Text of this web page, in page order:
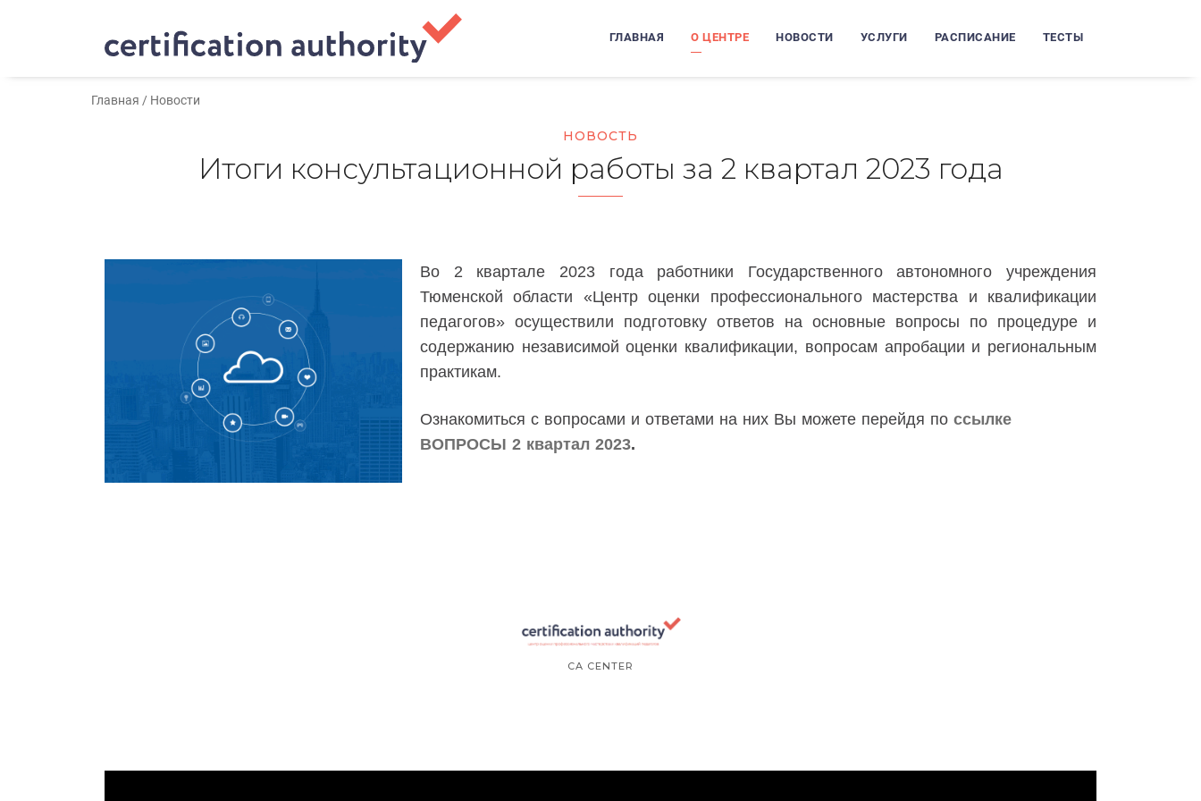
ГЛАВНАЯ О ЦЕНТРЕ НОВОСТИ УСЛУГИ РАСПИСАНИЕ ТЕСТЫ
Главная / Новости
НОВОСТЬ
Итоги консультационной работы за 2 квартал 2023 года
Во 2 квартале 2023 года работники Государственного автономного учреждения
Тюменской области «Центр оценки профессионального мастерства и квалификации
педагогов» осуществили подготовку ответов на основные вопросы по процедуре и
содержанию независимой оценки квалификации, вопросам апробации и региональным
практикам.
Ознакомиться с вопросами и ответами на них Вы можете перейдя по ссылке
ВОПРОСЫ 2 квартал 2023.
CA CENTER